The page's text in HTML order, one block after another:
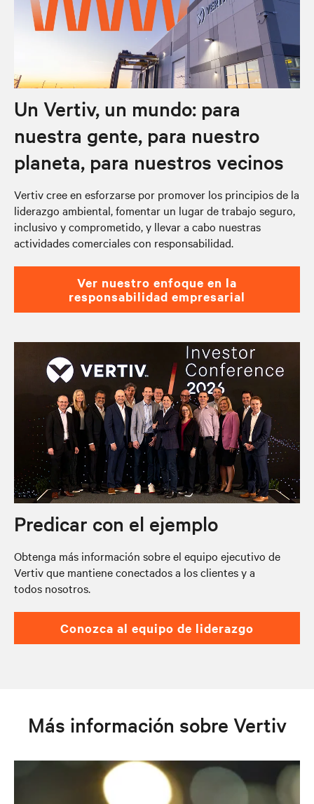
Un Vertiv, un mundo: para
nuestra gente, para nuestro
planeta, para nuestros vecinos
Vertiv cree en esforzarse por promover los principios de la
liderazgo ambiental, fomentar un lugar de trabajo seguro,
inclusivo y comprometido, y llevar a cabo nuestras
actividades comerciales con responsabilidad.
Ver nuestro enfoque en la
responsabilidad empresarial
Predicar con el ejemplo
Obtenga más información sobre el equipo ejecutivo de
Vertiv que mantiene conectados a los clientes y a
todos nosotros.
Conozca al equipo de liderazgo
Más información sobre Vertiv